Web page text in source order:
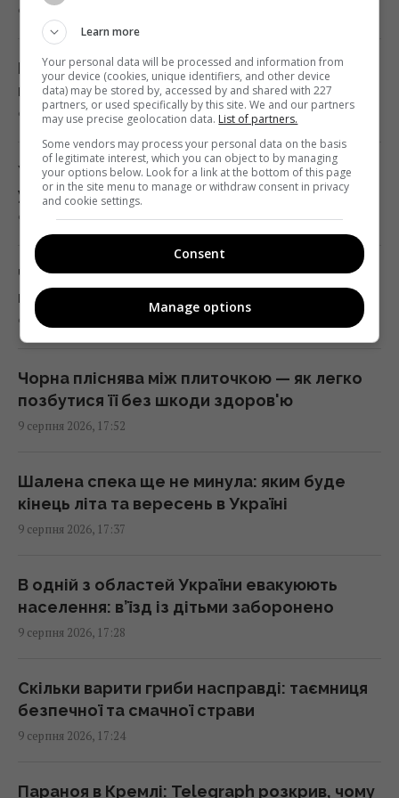
Україна з прохача допомоги
перетворилася на зразкового союзника
США, - The Atlantic
17:31 неділя, 09 серпня 2026
Чи справді салат корисніший за
бутерброд: експерти дали несподівану
відповідь
17:29 неділя, 09 серпня 2026
У 1946 році люди послали сигнал на Місяць:
відповідь прийшла через 2,5 секунди
17:28 неділя, 09 серпня 2026
10 серпня: церковне свято сьогодні, чому
цього дня треба погладити чорного кота
17:10 неділя, 09 серпня 2026
У РФ кажуть про пуски Х-101 із носіїв КАБів
Су-34: аналітики оцінили, чи це можливо
17:01 неділя, 09 серпня 2026
Гороскоп на 10 серпня: Левам – діяти
сміливіше, Тельцям – вибачення
17:00 неділя, 09 серпня 2026
Ескалація повітряної війни призвела до
росту жертв серед мирного населення
України, – CNN
9 серпня 2026, 18:34
Без хімії та липких стрічок: простий
кухонний лайфхак, який вижене мух із дому
9 серпня 2026, 18:33
Українців закликали кидати кульки з фольги
у пральну машину - навіщо так робити
9 серпня 2026, 18:24
Чи потрібно промивати макарони після
варіння: помилка більшості кулінарів
9 серпня 2026, 18:20
Чорна пліснява між плиточкою — як легко
позбутися її без шкоди здоров'ю
9 серпня 2026, 17:52
Шалена спека ще не минула: яким буде
кінець літа та вересень в Україні
9 серпня 2026, 17:37
В одній з областей України евакуюють
населення: в’їзд із дітьми заборонено
9 серпня 2026, 17:28
Скільки варити гриби насправді: таємниця
безпечної та смачної страви
9 серпня 2026, 17:24
Параноя в Кремлі: Telegraph розкрив, чому
Learn more
Your personal data will be processed and information from
your device (cookies, unique identifiers, and other device
data) may be stored by, accessed by and shared with 227
partners, or used specifically by this site. We and our partners
may use precise geolocation data. List of partners.
Some vendors may process your personal data on the basis
of legitimate interest, which you can object to by managing
your options below. Look for a link at the bottom of this page
or in the site menu to manage or withdraw consent in privacy
and cookie settings.
Consent
Manage options